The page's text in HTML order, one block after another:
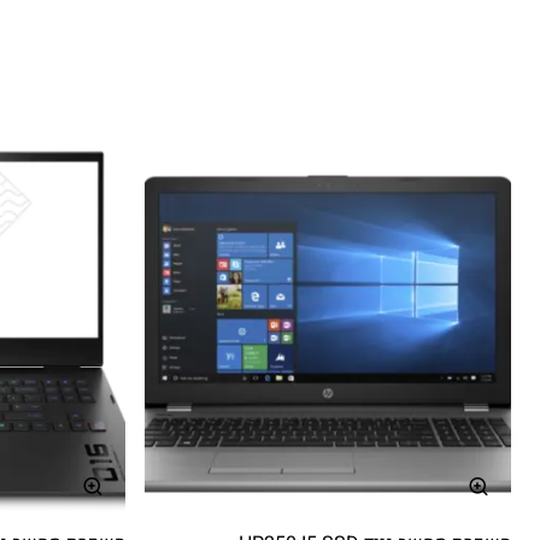
– הנתב קומפקטי, כך שתוכלו להשתמש בו
בכל מקום – בבית, במשרד, בחופשה או אפילו בשטח צריך
רק חיבור לחשמל.
למי מתאים השירות?
אנשי עסקים– לפגישות עבודה, מצגות ושיחות וידאו מחוץ
מטיילים בארץ ובחו"ל– חיבור אינטרנט יציב לכל המשפחה
או החברים, בלי להסתמך על Wi-Fi ציבורי.
סטודנטים– שימוש בלימודים מרחוק או בספרייה.